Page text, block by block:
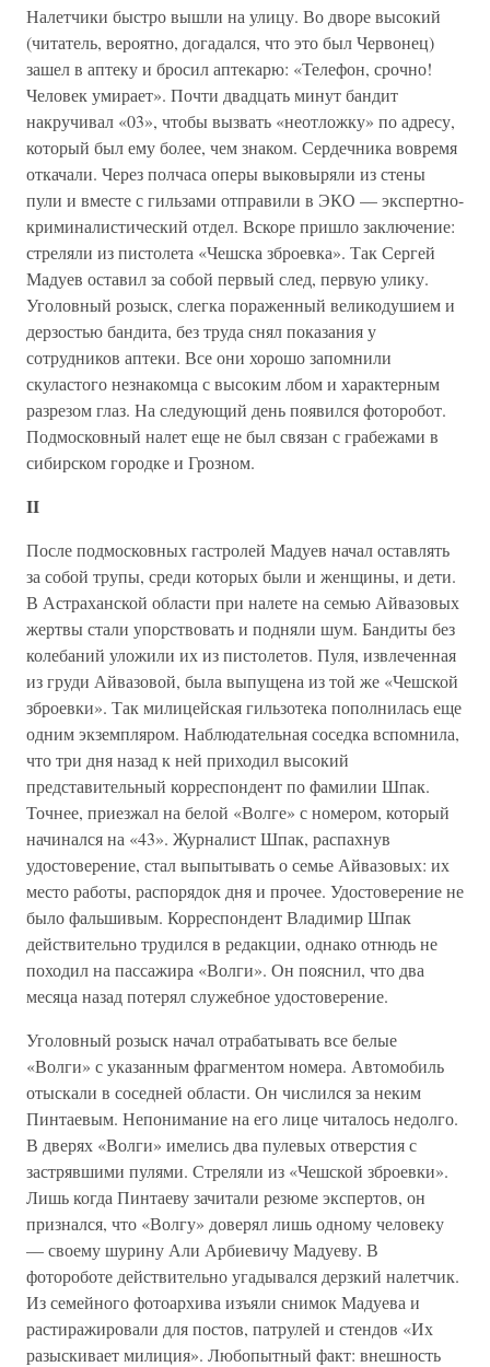
Налетчики быстро вышли на улицу. Во дворе высокий
(читатель, вероятно, догадался, что это был Червонец)
зашел в аптеку и бросил аптекарю: «Телефон, срочно!
Человек умирает». Почти двадцать минут бандит
накручивал «03», чтобы вызвать «неотложку» по адресу,
который был ему более, чем знаком. Сердечника вовремя
откачали. Через полчаса оперы выковыряли из стены
пули и вместе с гильзами отправили в ЭКО — экспертно-
криминалистический отдел. Вскоре пришло заключение:
стреляли из пистолета «Чешска зброевка». Так Сергей
Мадуев оставил за собой первый след, первую улику.
Уголовный розыск, слегка пораженный великодушием и
дерзостью бандита, без труда снял показания у
сотрудников аптеки. Все они хорошо запомнили
скуластого незнакомца с высоким лбом и характерным
разрезом глаз. На следующий день появился фоторобот.
Подмосковный налет еще не был связан с грабежами в
сибирском городке и Грозном.
II
После подмосковных гастролей Мадуев начал оставлять
за собой трупы, среди которых были и женщины, и дети.
В Астраханской области при налете на семью Айвазовых
жертвы стали упорствовать и подняли шум. Бандиты без
колебаний уложили их из пистолетов. Пуля, извлеченная
из груди Айвазовой, была выпущена из той же «Чешской
зброевки». Так милицейская гильзотека пополнилась еще
одним экземпляром. Наблюдательная соседка вспомнила,
что три дня назад к ней приходил высокий
представительный корреспондент по фамилии Шпак.
Точнее, приезжал на белой «Волге» с номером, который
начинался на «43». Журналист Шпак, распахнув
удостоверение, стал выпытывать о семье Айвазовых: их
место работы, распорядок дня и прочее. Удостоверение не
было фальшивым. Корреспондент Владимир Шпак
действительно трудился в редакции, однако отнюдь не
походил на пассажира «Волги». Он пояснил, что два
месяца назад потерял служебное удостоверение.
Уголовный розыск начал отрабатывать все белые
«Волги» с указанным фрагментом номера. Автомобиль
отыскали в соседней области. Он числился за неким
Пинтаевым. Непонимание на его лице читалось недолго.
В дверях «Волги» имелись два пулевых отверстия с
застрявшими пулями. Стреляли из «Чешской зброевки».
Лишь когда Пинтаеву зачитали резюме экспертов, он
признался, что «Волгу» доверял лишь одному человеку
— своему шурину Али Арбиевичу Мадуеву. В
фотороботе действительно угадывался дерзкий налетчик.
Из семейного фотоархива изъяли снимок Мадуева и
растиражировали для постов, патрулей и стендов «Их
разыскивает милиция». Любопытный факт: внешность